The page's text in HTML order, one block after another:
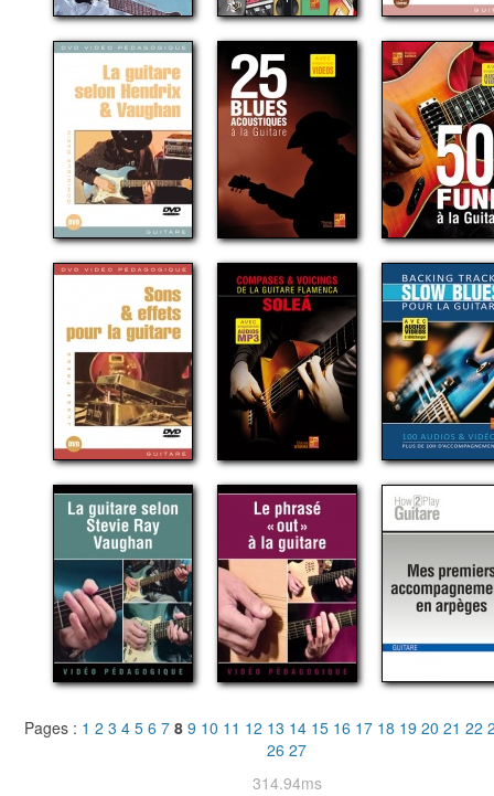
Pages : 1 2 3 4 5 6 7 8 9 10 11 12 13 14 15 16 17 18 19 20 21 22
26 27
314.94ms